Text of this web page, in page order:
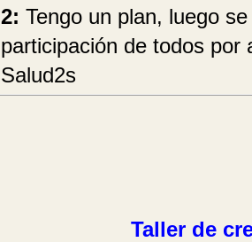
2: Tengo un plan, luego
participación de todos por
Salud2s
Taller de